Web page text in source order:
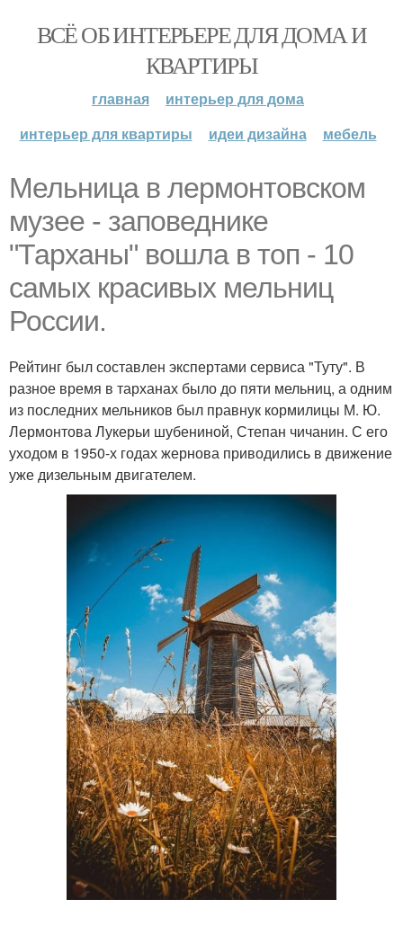
ВСЁ ОБ ИНТЕРЬЕРЕ ДЛЯ ДОМА И
КВАРТИРЫ
главная
интерьер для дома
интерьер для квартиры
идеи дизайна мебель
Мельница в лермонтовском
музее - заповеднике
"Тарханы" вошла в топ - 10
самых красивых мельниц
России.
Рейтинг был составлен экспертами сервиса "Туту". В
разное время в тарханах было до пяти мельниц, а одним
из последних мельников был правнук кормилицы М. Ю.
Лермонтова Лукерьи шубениной, Степан чичанин. С его
уходом в 1950-х годах жернова приводились в движение
уже дизельным двигателем.